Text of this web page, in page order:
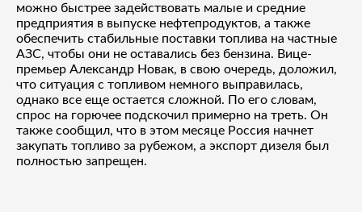
можно быстрее задействовать малые и средние
предприятия в выпуске нефтепродуктов, а также
обеспечить стабильные поставки топлива на частные
АЗС, чтобы они не оставались без бензина. Вице-
премьер Александр Новак, в свою очередь, доложил,
что ситуация с топливом немного выправилась,
однако все еще остается сложной. По его словам,
спрос на горючее подскочил примерно на треть. Он
также сообщил, что в этом месяце Россия начнет
закупать топливо за рубежом, а экспорт дизеля был
полностью запрещен.